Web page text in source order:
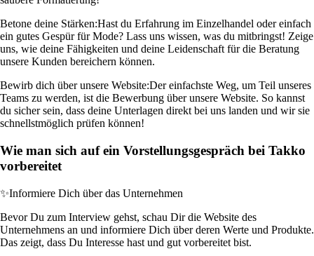
Betone deine Stärken:Hast du Erfahrung im Einzelhandel oder einfach
ein gutes Gespür für Mode? Lass uns wissen, was du mitbringst! Zeige
uns, wie deine Fähigkeiten und deine Leidenschaft für die Beratung
unsere Kunden bereichern können.
Bewirb dich über unsere Website:Der einfachste Weg, um Teil unseres
Teams zu werden, ist die Bewerbung über unsere Website. So kannst
du sicher sein, dass deine Unterlagen direkt bei uns landen und wir sie
schnellstmöglich prüfen können!
Wie man sich auf ein Vorstellungsgespräch bei Takko
vorbereitet
✨Informiere Dich über das Unternehmen
Bevor Du zum Interview gehst, schau Dir die Website des
Unternehmens an und informiere Dich über deren Werte und Produkte.
Das zeigt, dass Du Interesse hast und gut vorbereitet bist.